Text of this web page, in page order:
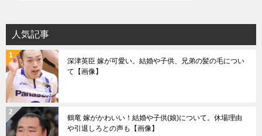
人気記事
深津英臣 嫁が可愛い。結婚や子供、兄弟の髪の毛につい
て【画像】
鶴竜 嫁がかわいい！結婚や子供(娘)について。休場理由
や引退しろとの声も【画像】